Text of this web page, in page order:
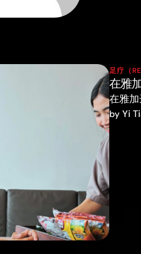
足疗（
在雅
在雅
by Yi